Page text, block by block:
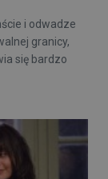
i odwadze
granicy,
się bardzo